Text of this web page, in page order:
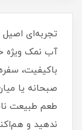
تجربه‌ای
آب نمک ویژه
باکیفیت،
صبحانه یا
طعم طبیعت
ندهید و